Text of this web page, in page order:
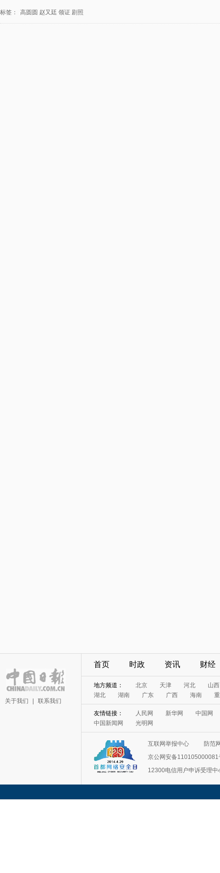
标签： 高圆圆 赵又廷 领证 剧照
关于我们 联系我们
首页 时政 资讯 财经
地方频道： 北京 天津 河北
山西
湖北
湖南 广东 广西 海南
友情链接： 人民网 新华网
中国网
中国新闻网
光明网
互联网举报中心
防范
京公网安备110105000081
12300电信用户申诉受理中